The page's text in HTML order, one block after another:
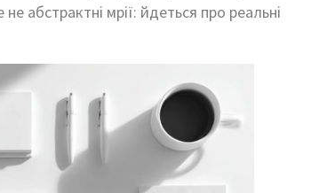
абстрактні мрії: йдеться про реальні